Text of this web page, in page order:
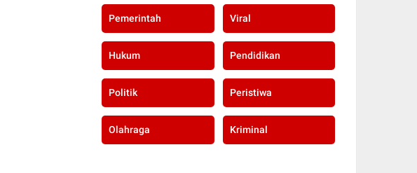
Pemerintah Viral
Hukum Pendidikan
Politik Peristiwa
Olahraga Kriminal